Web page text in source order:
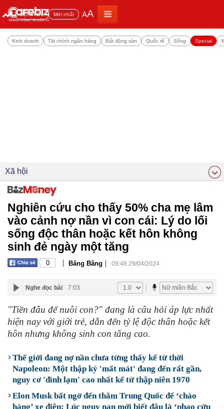
Đọc nhiều Mới nhất AA
Kinh doanh Tài chính ngân hàng Bất động sản Quốc tế Sống Special
Xã hội
Nghiên cứu cho thấy 50% cha mẹ lâm
vào cảnh nợ nần vì con cái: Lý do lối
sống độc thân hoặc kết hôn không
sinh đẻ ngày một tăng
0 | Băng Băng | 09:48 29/04/2024
Nghe đọc bài 7:03
"Tiền đâu để nuôi con?" đang là câu hỏi áp lực nhất
hiện nay với giới trẻ, dẫn đến tỷ lệ độc thân hoặc kết
hôn nhưng không sinh con tăng cao.
Thế giới đang nợ nần chưa từng thấy kể từ thời
Napoleon: Một thập kỷ 'mất mát' đang đến rất gần,
nguy cơ 'đình lạm' cao nhất kể từ thập niên 1970
Elon Musk bất ngờ đến thăm Trung Quốc để ‘chào
hàng’ xe điện: Lúc nguy nan mới biết đâu là ‘phao cứu